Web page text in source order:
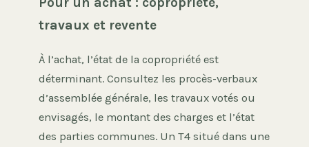
travaux et revente
À l’achat, l’état de la copropriété est
déterminant. Consultez les procès-verbaux
d’assemblée générale, les travaux votés ou
envisagés, le montant des charges et l’état
des parties communes. Un T4 situé dans une